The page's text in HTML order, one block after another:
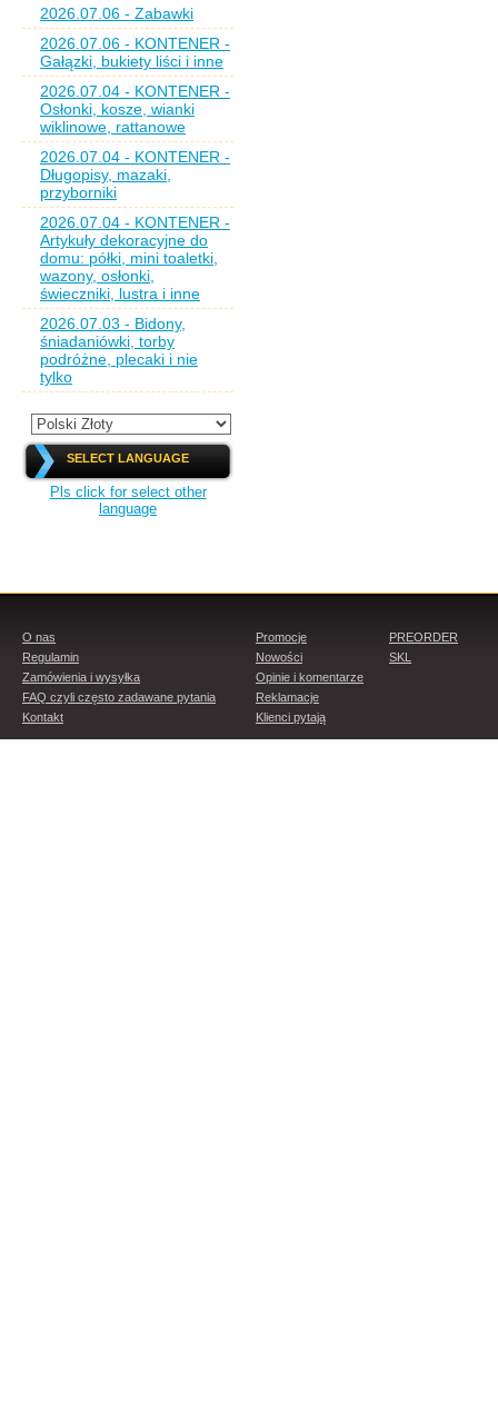
2026.07.06 - Zabawki
2026.07.06 - KONTENER -
Gałązki, bukiety liści i inne
2026.07.04 - KONTENER -
Osłonki, kosze, wianki
wiklinowe, rattanowe
2026.07.04 - KONTENER -
Długopisy, mazaki,
przyborniki
2026.07.04 - KONTENER -
Artykuły dekoracyjne do
domu: półki, mini toaletki,
wazony, osłonki,
świeczniki, lustra i inne
2026.07.03 - Bidony,
śniadaniówki, torby
podróżne, plecaki i nie
tylko
SELECT LANGUAGE
Pls click for select other
language
O nas
Regulamin
Zamówienia i wysyłka
FAQ czyli często zadawane pytania
Kontakt
Promocje
Nowości
Opinie i komentarze
Reklamacje
Klienci pytają
PREORDER
SKL